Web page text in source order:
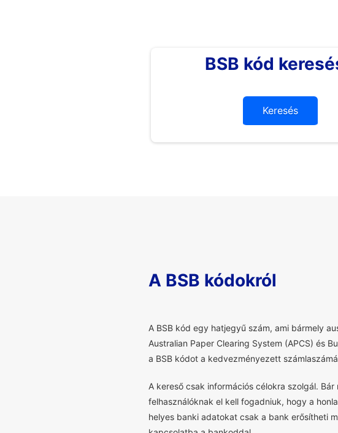
BSB kód
Keresés
A BSB kódokról
A BSB kód egy hatjegyű szám, ami bármely
Australian Paper Clearing System (APCS) és
a BSB kódot a kedvezményezett
A kereső csak információs célokra szolgál.
felhasználóknak el kell fogadniuk, hogy a
helyes banki adatokat csak a bank erősítheti